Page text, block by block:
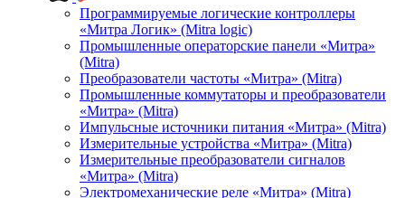
Программируемые логические контроллеры
«Митра Логик» (Mitra logic)
Промышленные операторские панели «Митра»
(Mitra)
Преобразователи частоты «Митра» (Mitra)
Промышленные коммутаторы и преобразователи
«Митра» (Mitra)
Импульсные источники питания «Митра» (Mitra)
Измерительные устройства «Митра» (Mitra)
Измерительные преобразователи сигналов
«Митра» (Mitra)
Электромеханические реле «Митра» (Mitra)